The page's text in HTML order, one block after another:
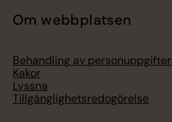
Om webbplatsen
Behandling av personuppgifter
Kakor
Lyssna
Tillgänglighetsredogörelse